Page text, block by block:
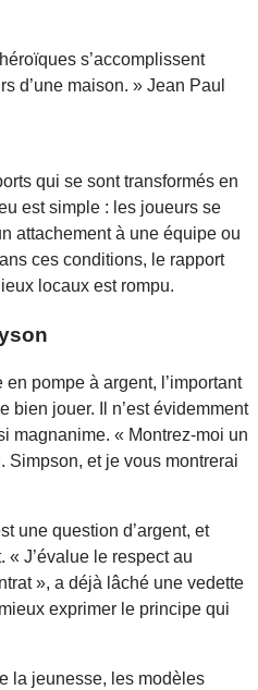
s’accomplissent
d’une maison. » Jean Paul
qui se sont transformés en
est simple : les joueurs se
attachement à une équipe ou
ces conditions, le rapport
locaux est rompu.
pompe à argent, l’important
bien jouer. Il n’est évidemment
magnanime. « Montrez-moi un
Simpson, et je vous montrerai
une question d’argent, et
« J’évalue le respect au
», a déjà lâché une vedette
exprimer le principe qui
la jeunesse, les modèles